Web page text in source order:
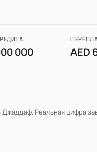
000 AED
Джаддаф. Реальная цифра